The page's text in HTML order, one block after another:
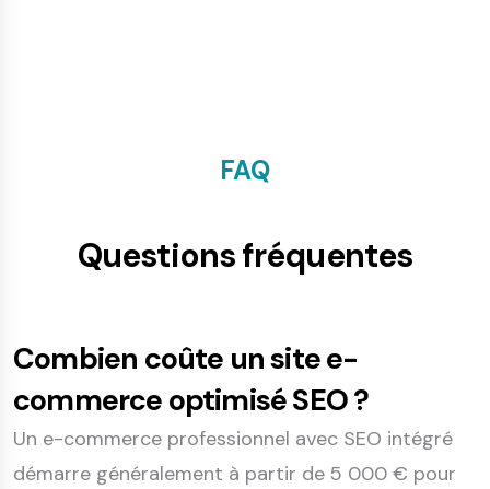
FAQ
Questions fréquentes
Combien coûte un site e-
commerce optimisé SEO ?
Un e-commerce professionnel avec SEO intégré
démarre généralement à partir de 5 000 € pour